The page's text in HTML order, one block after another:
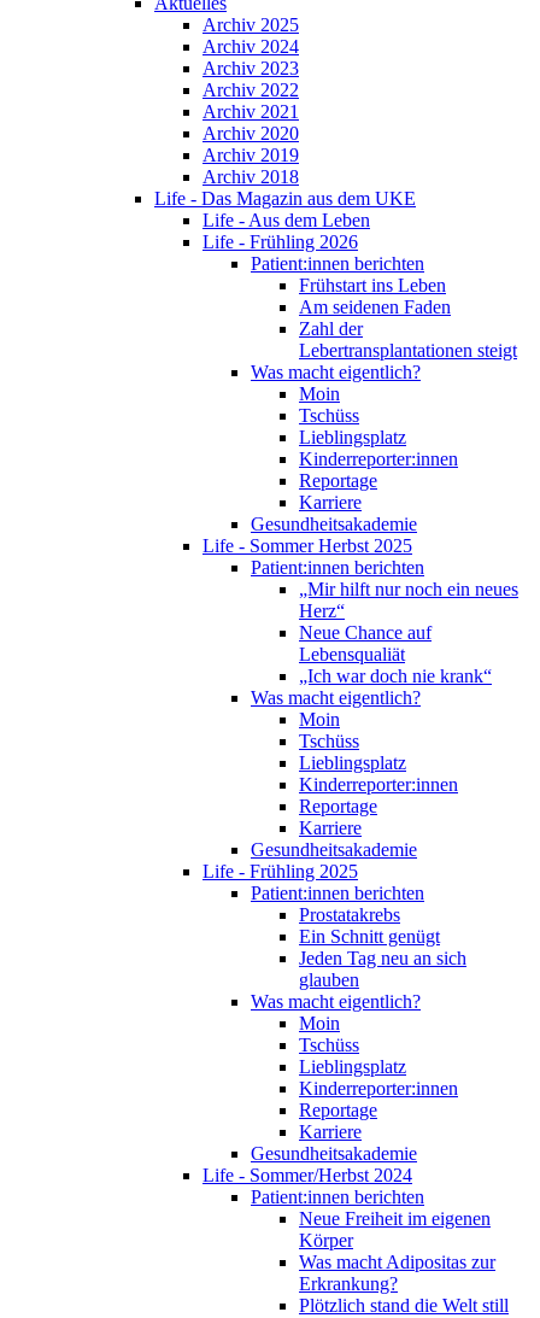
Archiv 2025
Archiv 2024
Archiv 2023
Archiv 2022
Archiv 2021
Archiv 2020
Archiv 2019
Archiv 2018
Life - Das Magazin aus dem UKE
Life - Aus dem Leben
Life - Frühling 2026
Patient:innen berichten
Frühstart ins Leben
Am seidenen Faden
Zahl der
Lebertransplantationen steigt
Was macht eigentlich?
Moin
Tschüss
Lieblingsplatz
Kinderreporter:innen
Reportage
Karriere
Gesundheitsakademie
Life - Sommer Herbst 2025
Patient:innen berichten
„Mir hilft nur noch ein neues
Herz“
Neue Chance auf
Lebensqualiät
„Ich war doch nie krank“
Was macht eigentlich?
Moin
Tschüss
Lieblingsplatz
Kinderreporter:innen
Reportage
Karriere
Gesundheitsakademie
Life - Frühling 2025
Patient:innen berichten
Prostatakrebs
Ein Schnitt genügt
Jeden Tag neu an sich
glauben
Was macht eigentlich?
Moin
Tschüss
Lieblingsplatz
Kinderreporter:innen
Reportage
Karriere
Gesundheitsakademie
Life - Sommer/Herbst 2024
Patient:innen berichten
Neue Freiheit im eigenen
Körper
Was macht Adipositas zur
Erkrankung?
Plötzlich stand die Welt still